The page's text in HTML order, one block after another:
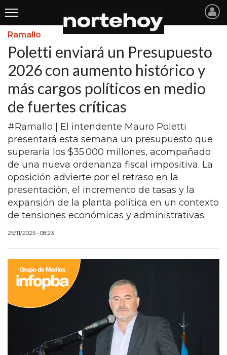
Últimas
Noticias
INICIO
NOTICIAS RECIENTES
SAN NICOLAS
RAMALLO
SAN PEDRO
PROVINCIA
PAIS
ECONOMÍA Y NEGOCIOS
ULTIMAS NOTICIAS
TEMAS DESTACADOS
TECNOLOGÍA
PRONÓSTICO
Ramallo
Poletti enviará un Presupuesto
2026 con aumento histórico y
más cargos políticos en medio
de fuertes críticas
#Ramallo | El intendente Mauro Poletti
presentará esta semana un presupuesto que
superaría los $35.000 millones, acompañado
de una nueva ordenanza fiscal impositiva. La
oposición advierte por el retraso en la
presentación, el incremento de tasas y la
expansión de la planta política en un contexto
de tensiones económicas y administrativas.
25/11/2025 • 08:23